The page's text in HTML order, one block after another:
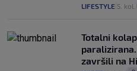
LIFESTYLE 5. kol.
Totalni
završili na